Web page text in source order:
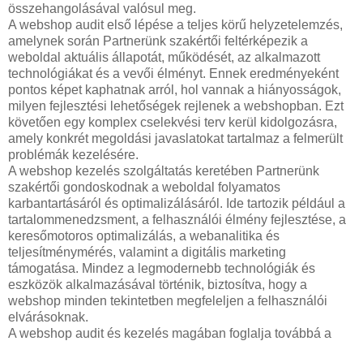
összehangolásával valósul meg.
A webshop audit első lépése a teljes körű helyzetelemzés,
amelynek során Partnerünk szakértői feltérképezik a
weboldal aktuális állapotát, működését, az alkalmazott
technológiákat és a vevői élményt. Ennek eredményeként
pontos képet kaphatnak arról, hol vannak a hiányosságok,
milyen fejlesztési lehetőségek rejlenek a webshopban. Ezt
követően egy komplex cselekvési terv kerül kidolgozásra,
amely konkrét megoldási javaslatokat tartalmaz a felmerült
problémák kezelésére.
A webshop kezelés szolgáltatás keretében Partnerünk
szakértői gondoskodnak a weboldal folyamatos
karbantartásáról és optimalizálásáról. Ide tartozik például a
tartalommenedzsment, a felhasználói élmény fejlesztése, a
keresőmotoros optimalizálás, a webanalitika és
teljesítménymérés, valamint a digitális marketing
támogatása. Mindez a legmodernebb technológiák és
eszközök alkalmazásával történik, biztosítva, hogy a
webshop minden tekintetben megfeleljen a felhasználói
elvárásoknak.
A webshop audit és kezelés magában foglalja továbbá a